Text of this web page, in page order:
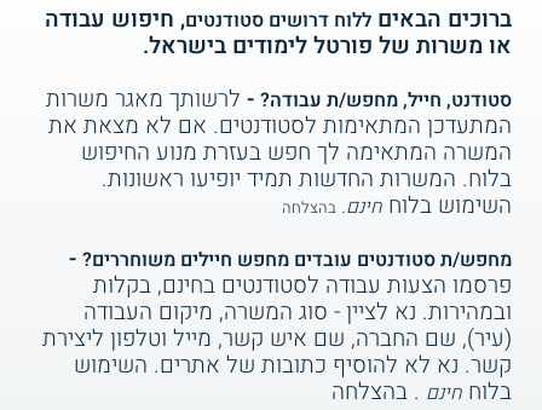
ברוכים הבאיםללוח דרושים סטודנטים, חיפוש עבודה
או משרות של פורטל לימודים בישראל.
סטודנט, חייל, מחפש/ת עבודה? - לרשותך מאגר משרות
המתעדכן המתאימות לסטודנטים. אם לא מצאת את
המשרה המתאימה לך חפש בעזרת מנוע החיפוש
בלוח. המשרות החדשות תמיד יופיעו ראשונות.
השימוש בלוחחינם.בהצלחה
מחפש/ת סטודנטים עובדים מחפש חיילים משוחררים? -
פרסמו הצעות עבודה לסטודנטים בחינם, בקלות
ובמהירות. נא לציין - סוג המשרה, מיקום העבודה
(עיר), שם החברה, שם איש קשר, מייל וטלפון ליצירת
קשר. נא לא להוסיף כתובות של אתרים. השימוש
בלוחחינם . בהצלחה